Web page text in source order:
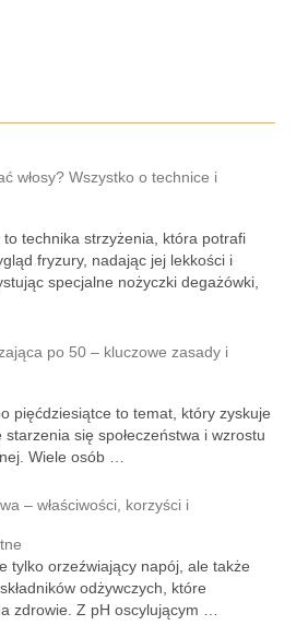
włosy? Wszystko o technice i
to technika strzyżenia, która potrafi
fryzury, nadając jej lekkości i
specjalne nożyczki degażówki,
po 50 – kluczowe zasady i
pięćdziesiątce to temat, który zyskuje
się społeczeństwa i wzrostu
Wiele osób …
– właściwości, korzyści i
tylko orzeźwiający napój, ale także
odżywczych, które
zdrowie. Z pH oscylującym …